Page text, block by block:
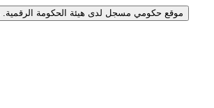
موقع حكومي مسجل لدى هيئة الحكومة الرقمية.